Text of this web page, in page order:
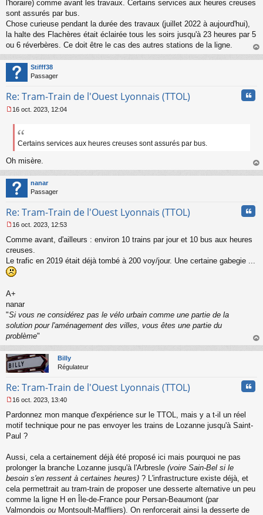
e
n
o
n
u
l'horaire) comme avant les travaux. Certains services aux heures creuses
sont assurés par bus.
Chose curieuse pendant la durée des travaux (juillet 2022 à aujourd'hui),
la halte des Flachères était éclairée tous les soirs jusqu'à 23 heures par 5
ou 6 réverbères. Ce doit être le cas des autres stations de la ligne.
au
Stifff38
Passager
Re: Tram-Train de l'Ouest Lyonnais (TTOL)
e
a
g
e
n
o
n
u
16 oct. 2023, 12:04
Certains services aux heures creuses sont assurés par bus.
Oh misère.
au
nanar
Passager
Re: Tram-Train de l'Ouest Lyonnais (TTOL)
e
s
a
g
n
o
n
l
u
16 oct. 2023, 12:53
Comme avant, d'ailleurs : environ 10 trains par jour et 10 bus aux heures
creuses.
Le trafic en 2019 était déjà tombé à 200 voy/jour. Une certaine gabegie ...
A+
nanar
"Si vous ne considérez pas le vélo urbain comme une partie de la
solution pour l'aménagement des villes, vous êtes une partie du
problème"
au
Billy
Régulateur
Re: Tram-Train de l'Ouest Lyonnais (TTOL)
e
s
s
e
n
o
n
u
16 oct. 2023, 13:40
Pardonnez mon manque d'expérience sur le TTOL, mais y a t-il un réel
motif technique pour ne pas envoyer les trains de Lozanne jusqu'à Saint-
Paul ?
Aussi, cela a certainement déjà été proposé ici mais pourquoi ne pas
prolonger la branche Lozanne jusqu'à l'Arbresle (voire Sain-Bel si le
besoin s'en ressent à certaines heures) ? L'infrastructure existe déjà, et
cela permettrait au tram-train de proposer une desserte alternative un peu
comme la ligne H en Île-de-France pour Persan-Beaumont (par
Valmondois ou Montsoult-Maffliers). On renforcerait ainsi la desserte de